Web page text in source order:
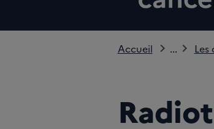
Accueil ... Les